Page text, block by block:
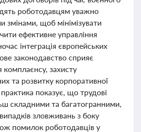
роботодавцям уважно
змінами, щоб мінімізувати
ефективне управління
інтеграція європейських
законодавство сприяє
захисту
та розвитку корпоративної
показує, що трудові
складними та багатогранними,
зловживань з боку
помилок роботодавців у